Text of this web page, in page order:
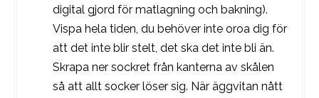
digital gjord för matlagning och bakning).
Vispa hela tiden, du behöver inte oroa dig för
att det inte blir stelt, det ska det inte bli än.
Skrapa ner sockret från kanterna av skålen
så att allt socker löser sig. När äggvitan nått